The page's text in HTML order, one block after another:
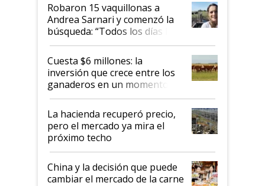
Robaron 15 vaquillonas a
Andrea Sarnari y comenzó la
búsqueda: “Todos los días le
toca a algún productor”
Cuesta $6 millones: la
inversión que crece entre los
ganaderos en un momento
histórico para la actividad
La hacienda recuperó precio,
pero el mercado ya mira el
próximo techo
China y la decisión que puede
cambiar el mercado de la carne